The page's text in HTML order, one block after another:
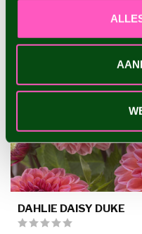
ZULETZT
DAHLIE DAISY DUKE